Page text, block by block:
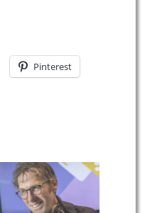
Pinterest